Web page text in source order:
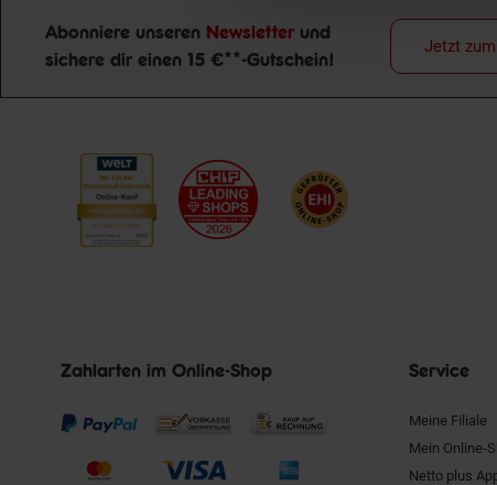
Newsletter Anmeldung
Abonniere unseren Newsletter und
sichere dir einen 15 €**-Gutschein!
Jetzt
Zahlarten im Online-Shop Service
Meine Filiale
Mein Online-
Netto plus